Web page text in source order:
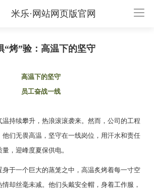
米乐·网站网页版官网
“烤”验：高温下的坚守
高温下的坚守
员工奋战一线
持续攀升，热浪滚滚袭来。然而，公司的工程
们无畏高温，坚守在一线岗位，用汗水和责任
，迎峰度夏保供电。
身于一个巨大的蒸笼之中，高温炙烤着每一寸空
却丝毫未减。他们头戴安全帽，身着工作服，